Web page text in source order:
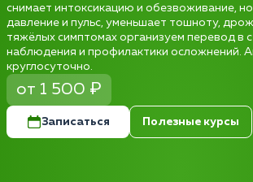
снимает интоксикацию и обезвоживание,
давление и пульс, уменьшает тошноту,
тяжёлых симптомах организуем перевод в
наблюдения и профилактики осложнений.
круглосуточно.
от 1 500 ₽
Записаться Полезные курсы